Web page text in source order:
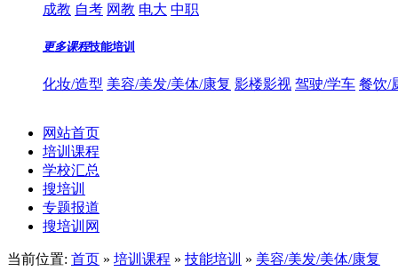
成教 自考 网教 电大 中职
更多课程技能培训
化妆/造型 美容/美发/美体/康复 影楼影视 驾驶/学车 餐饮/
网站首页
培训课程
学校汇总
搜培训
专题报道
搜培训网
当前位置: 首页 » 培训课程 » 技能培训 » 美容/美发/美体/康复